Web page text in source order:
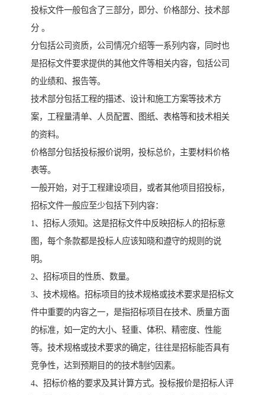
投标文件一般包含了三部分，即分、价格部分、技术部
分 。
分包括公司资质，公司情况介绍等一系列内容，同时也
是招标文件要求提供的其他文件等相关内容，包括公司
的业绩和、报告等。
技术部分包括工程的描述、设计和施工方案等技术方
案，工程量清单、人员配置、图纸、表格等和技术相关
的资料。
价格部分包括投标报价说明，投标总价，主要材料价格
表等。
一般开始，对于工程建设项目，或者其他项目招投标，
招标文件一般应至少包括下列内容：
1、招标人须知。这是招标文件中反映招标人的招标意
图，每个条款都是投标人应该知晓和遵守的规则的说
明。
2、招标项目的性质、数量。
3、技术规格。招标项目的技术规格或技术要求是招标文
件中重要的内容之一，是指招标项目在技术、质量方面
的标准，如一定的大小、轻重、体积、精密度、性能
等。技术规格或技术要求的确定，往往是招标能否具有
竞争性，达到预期目的的技术制约因素。
4、招标价格的要求及其计算方式。投标报价是招标人评